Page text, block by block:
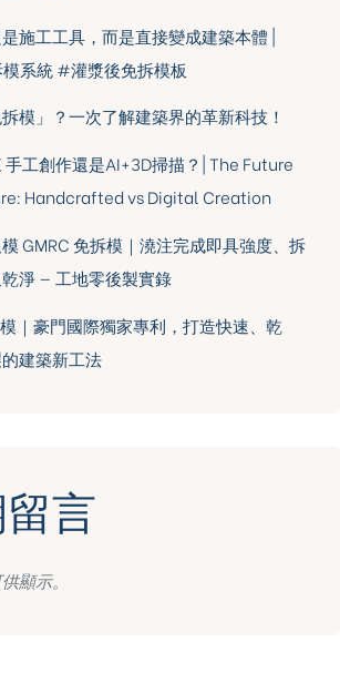
施工工具，而是直接變成建築本體 |
模系統 #灌漿後免拆模板
模」？一次了解建築界的革新科技！
手工創作還是AI+3D掃描？| The Future
Handcrafted vs Digital Creation
GMRC 免拆模｜澆注完成即具強度、拆
淨 — 工地零後製實錄
｜豪門國際獨家專利，打造快速、乾
建築新工法
言
顯示。